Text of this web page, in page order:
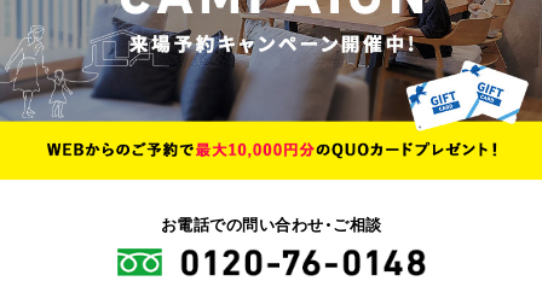
お電話での問い合わせ・ご相談